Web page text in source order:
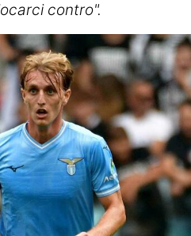
contro".